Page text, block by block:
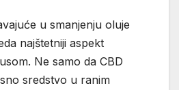
u smanjenju oluje
najštetniji aspekt
Ne samo da CBD
sredstvo u ranim